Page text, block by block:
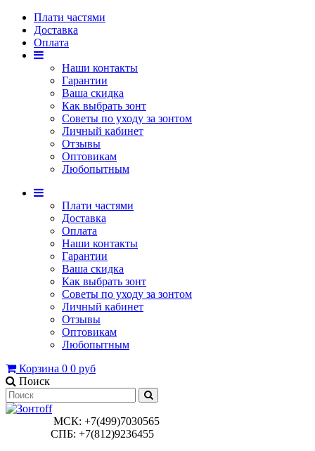
Плати частями
Доставка
Оплата
Наши контакты
Гарантии
Ваша скидка
Как выбрать зонт
Советы по уходу за зонтом
Личный кабинет
Отзывы
Оптовикам
Любопытным
Плати частями
Доставка
Оплата
Наши контакты
Гарантии
Ваша скидка
Как выбрать зонт
Советы по уходу за зонтом
Личный кабинет
Отзывы
Оптовикам
Любопытным
Корзина 0 0 руб
Поиск
МСК: +7(499)7030565
СПБ: +7(812)9236455